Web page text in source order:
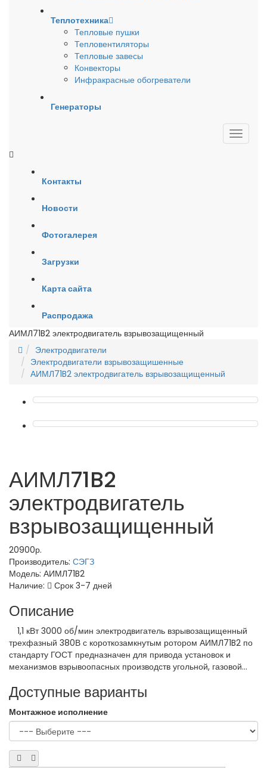
Теплотехника
Тепловые пушки
Тепловентиляторы
Тепловые завесы
Конвекторы
Инфракрасные обогреватели
Генераторы
Контакты
Новости
Фотогалерея
Загрузки
Карта сайта
Распродажа
АИМЛ71B2 электродвигатель взрывозащищенный
Электродвигатели
Электродвигатели взрывозащишенные
АИМЛ71B2 электродвигатель взрывозащищенный
АИМЛ71B2
электродвигатель
взрывозащищенный
20900р.
Производитель: СЭГЗ
Модель: АИМЛ71B2
Наличие:
Срок 3-7 дней
Описание
1,1 кВт 3000 об/мин электродвигатель взрывозащищенный
трехфазный 380В с короткозамкнутым ротором АИМЛ71B2 по
стандарту ГОСТ предназначен для привода установок и
механизмов взрывоопасных производств угольной, газовой...
Доступные варианты
Монтажное исполнение